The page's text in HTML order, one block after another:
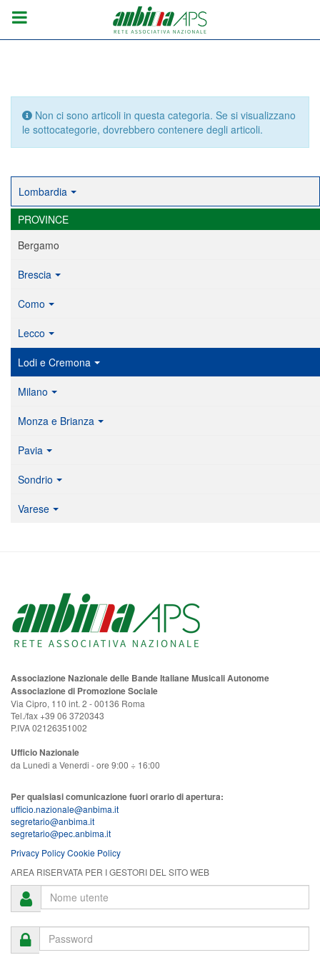
Info
Non ci sono articoli in questa categoria. Se si visualizzano
le sottocategorie, dovrebbero contenere degli articoli.
Lombardia
PROVINCE
Bergamo
Brescia
Como
Lecco
Lodi e Cremona
Milano
Monza e Brianza
Pavia
Sondrio
Varese
Associazione Nazionale delle Bande Italiane Musicali Autonome
Associazione di Promozione Sociale
Via Cipro, 110 int. 2 - 00136 Roma
Tel./fax +39 06 3720343
P.IVA 02126351002
Ufficio Nazionale
da Lunedi a Venerdi - ore 9:00 ÷ 16:00
Per qualsiasi comunicazione fuori orario di apertura:
ufficio.nazionale@anbima.it
segretario@anbima.it
segretario@pec.anbima.it
Privacy PolicyCookie Policy
AREA RISERVATA PER I GESTORI DEL SITO WEB